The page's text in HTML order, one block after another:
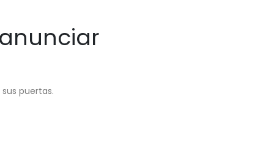
puertas.